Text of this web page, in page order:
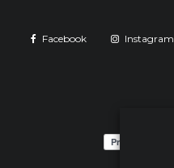
Facebook Instagram